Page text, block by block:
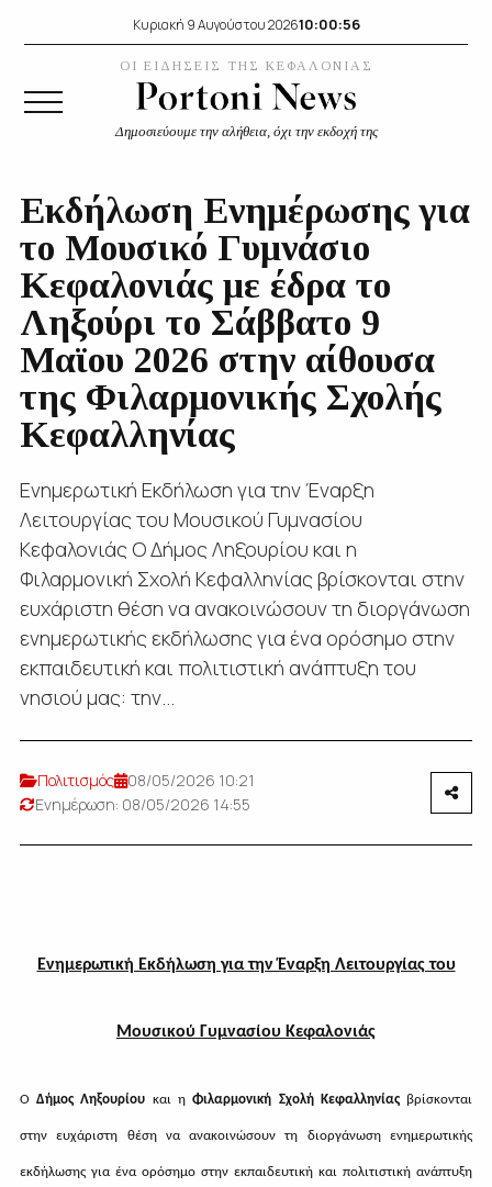
Κυριακή 9 Αυγούστου 202610:00:57
ΟΙ ΕΙΔΗΣΕΙΣ ΤΗΣ ΚΕΦΑΛΟΝΙΑΣ
Δημοσιεύουμε την αλήθεια, όχι την εκδοχή της
Εκδήλωση Ενημέρωσης για
το Μουσικό Γυμνάσιο
Κεφαλονιάς με έδρα το
Ληξούρι το Σάββατο 9
Μαϊου 2026 στην αίθουσα
της Φιλαρμονικής Σχολής
Κεφαλληνίας
Ενημερωτική Εκδήλωση για την Έναρξη
Λειτουργίας του Μουσικού Γυμνασίου
Κεφαλονιάς Ο Δήμος Ληξουρίου και η
Φιλαρμονική Σχολή Κεφαλληνίας βρίσκονται στην
ευχάριστη θέση να ανακοινώσουν τη διοργάνωση
ενημερωτικής εκδήλωσης για ένα ορόσημο στην
εκπαιδευτική και πολιτιστική ανάπτυξη του
νησιού μας: την...
Πολιτισμός
08/05/2026 10:21
Ενημέρωση: 08/05/2026 14:55
Ενημερωτική Εκδήλωση για την Έναρξη Λειτουργίας του
Μουσικού Γυμνασίου Κεφαλονιάς
ΟΔήμος Ληξουρίου και ηΦιλαρμονική Σχολή Κεφαλληνίαςβρίσκονται
στην ευχάριστη θέση να ανακοινώσουν τη διοργάνωση ενημερωτικής
εκδήλωσης για ένα ορόσημο στην εκπαιδευτική και πολιτιστική ανάπτυξη